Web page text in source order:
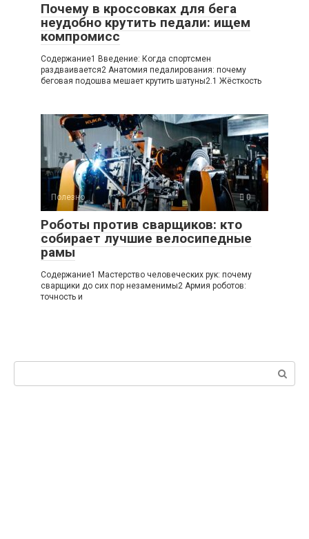
Почему в кроссовках для бега
неудобно крутить педали: ищем
компромисс
Содержание1 Введение: Когда спортсмен
раздваивается2 Анатомия педалирования: почему
беговая подошва мешает крутить шатуны2.1 Жёсткость
Полезно 0
Роботы против сварщиков: кто
собирает лучшие велосипедные
рамы
Содержание1 Мастерство человеческих рук: почему
сварщики до сих пор незаменимы2 Армия роботов:
точность и